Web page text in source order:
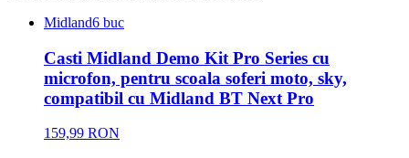
Midland6 buc
Casti Midland Demo Kit Pro Series cu
microfon, pentru scoala soferi moto, sky,
compatibil cu Midland BT Next Pro
159,99 RON